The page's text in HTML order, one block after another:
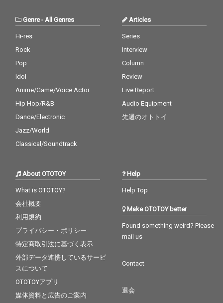
Genre- All Genres
Hi-res
Rock
Pop
Idol
Anime/Game/Voice Actor
Hip Hop/R&B
Dance/Electronic
Jazz/World
Classical/Soundtrack
Articles
Series
Interview
Column
Review
Live Report
Audio Equipment
先週のオトトイ
About OTOTOY
What is OTOTOY?
会社概要
利用規約
プライバシー・ポリシー
特定商取引法に基づく表示
外部データ連携しているサービ
スについて
OTOTOYアプリ
媒体資料と広告のご案内
Help
Help Top
Make OTOTOY better
Found something weird? Please
mail us
Contact
退会